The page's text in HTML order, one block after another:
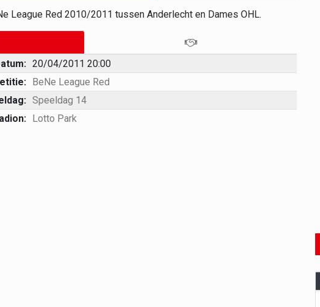
League Red 2010/2011 tussen Anderlecht en Dames OHL.
20/04/2011 20:00
BeNe League Red
Speeldag 14
Lotto Park